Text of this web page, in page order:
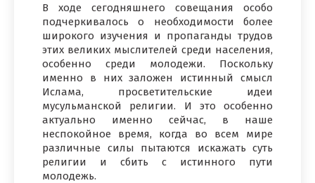
В ходе сегодняшнего совещания особо
подчеркивалось о необходимости более
широкого изучения и пропаганды трудов
этих великих мыслителей среди населения,
особенно среди молодежи. Поскольку
именно в них заложен истинный смысл
Ислама, просветительские идеи
мусульманской религии. И это особенно
актуально именно сейчас, в наше
неспокойное время, когда во всем мире
различные силы пытаются искажать суть
религии и сбить с истинного пути
молодежь.